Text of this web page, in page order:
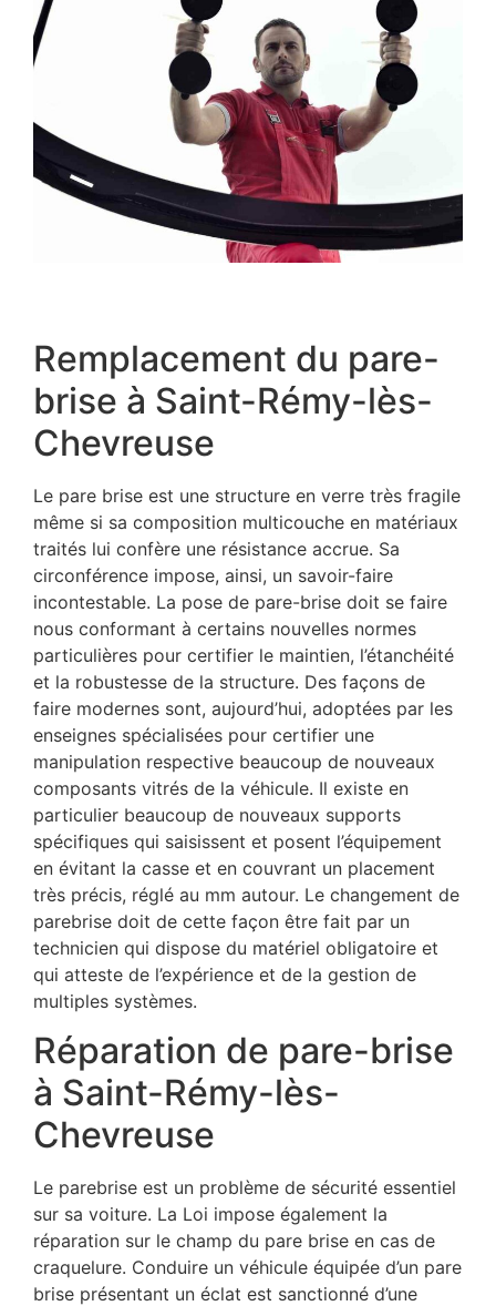
Remplacement du pare-
brise à Saint-Rémy-lès-
Chevreuse
Le pare brise est une structure en verre très fragile
même si sa composition multicouche en matériaux
traités lui confère une résistance accrue. Sa
circonférence impose, ainsi, un savoir-faire
incontestable. La pose de pare-brise doit se faire
nous conformant à certains nouvelles normes
particulières pour certifier le maintien, l’étanchéité
et la robustesse de la structure. Des façons de
faire modernes sont, aujourd’hui, adoptées par les
enseignes spécialisées pour certifier une
manipulation respective beaucoup de nouveaux
composants vitrés de la véhicule. Il existe en
particulier beaucoup de nouveaux supports
spécifiques qui saisissent et posent l’équipement
en évitant la casse et en couvrant un placement
très précis, réglé au mm autour. Le changement de
parebrise doit de cette façon être fait par un
technicien qui dispose du matériel obligatoire et
qui atteste de l’expérience et de la gestion de
multiples systèmes.
Réparation de pare-brise
à Saint-Rémy-lès-
Chevreuse
Le parebrise est un problème de sécurité essentiel
sur sa voiture. La Loi impose également la
réparation sur le champ du pare brise en cas de
craquelure. Conduire un véhicule équipée d’un pare
brise présentant un éclat est sanctionné d’une